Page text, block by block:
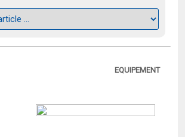
EQUIPEMENT